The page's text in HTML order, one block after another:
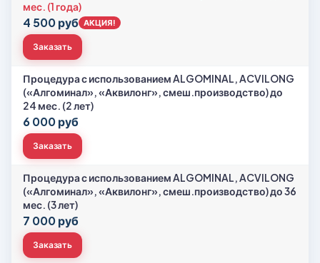
мес. (1 года)
4 500 руб АКЦИЯ!
Заказать
Процедура с использованием ALGOMINAL, ACVILONG
(«Алгоминал», «Аквилонг», смеш.производство) до
24 мес. (2 лет)
6 000 руб
Заказать
Процедура с использованием ALGOMINAL, ACVILONG
(«Алгоминал», «Аквилонг», смеш.производство) до 36
мес. (3 лет)
7 000 руб
Заказать